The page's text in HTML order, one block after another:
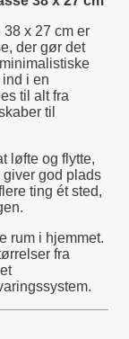
x 27 cm er
der gør det
i en
til alt fra
til
løfte og flytte,
giver god plads
ting ét sted,
rum i hjemmet.
fra